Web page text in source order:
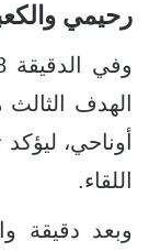
رحيمي
الهدف
أوناحي،
اللقاء.
وبعد دقيقة